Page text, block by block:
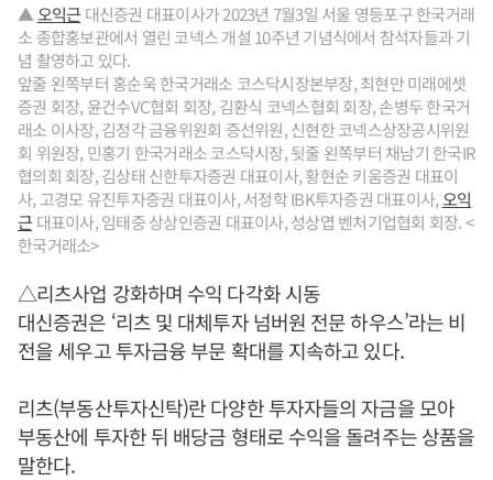
▲오익근 대신증권 대표이사가 2023년 7월3일 서울 영등포구 한국거래
소 종합홍보관에서 열린 코넥스 개설 10주년 기념식에서 참석자들과 기
념 촬영하고 있다.
앞줄 왼쪽부터 홍순욱 한국거래소 코스닥시장본부장, 최현만 미래에셋
증권 회장, 윤건수VC협회 회장, 김환식 코넥스협회 회장, 손병두 한국거
래소 이사장, 김정각 금융위원회 증선위원, 신현한 코넥스상장공시위원
회 위원장, 민홍기 한국거래소 코스닥시장, 뒷줄 왼쪽부터 채남기 한국IR
협의회 회장, 김상태 신한투자증권 대표이사, 황현순 키움증권 대표이
사, 고경모 유진투자증권 대표이사, 서정학 IBK투자증권 대표이사,오익
근 대표이사, 임태중 상상인증권 대표이사, 성상엽 벤처기업협회 회장. <
한국거래소>
△리츠사업 강화하며 수익 다각화 시동
대신증권은 ‘리츠 및 대체투자 넘버원 전문 하우스’라는 비
전을 세우고 투자금융 부문 확대를 지속하고 있다.
리츠(부동산투자신탁)란 다양한 투자자들의 자금을 모아
부동산에 투자한 뒤 배당금 형태로 수익을 돌려주는 상품을
말한다.